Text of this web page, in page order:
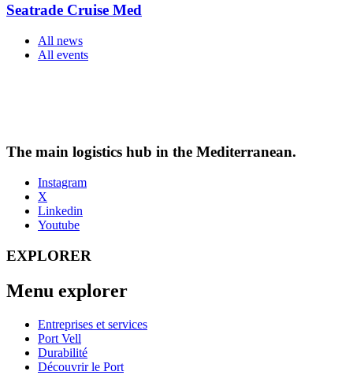
Seatrade Cruise Med
All news
All events
The main logistics hub in the Mediterranean.
Instagram
X
Linkedin
Youtube
EXPLORER
Menu explorer
Entreprises et services
Port Vell
Durabilité
Découvrir le Port